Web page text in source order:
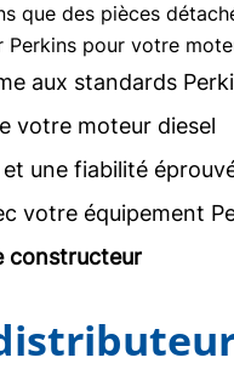
que des pièces
pour votre
aux standards
votre moteur diesel
une fiabilité
votre équipement
constructeur